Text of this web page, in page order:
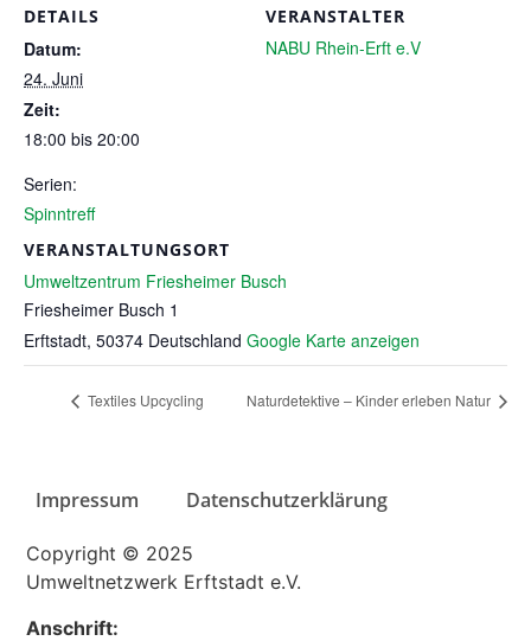
DETAILS
Datum:
24. Juni
Zeit:
18:00 bis 20:00
Serien:
Spinntreff
VERANSTALTUNGSORT
Umweltzentrum Friesheimer Busch
Friesheimer Busch 1
Erftstadt, 50374 Deutschland Google Karte anzeigen
VERANSTALTER
NABU Rhein-Erft e.V
Textiles Upcycling Naturdetektive – Kinder erleben Natur
Impressum Datenschutzerklärung
Copyright © 2025
Umweltnetzwerk Erftstadt e.V.
Anschrift: